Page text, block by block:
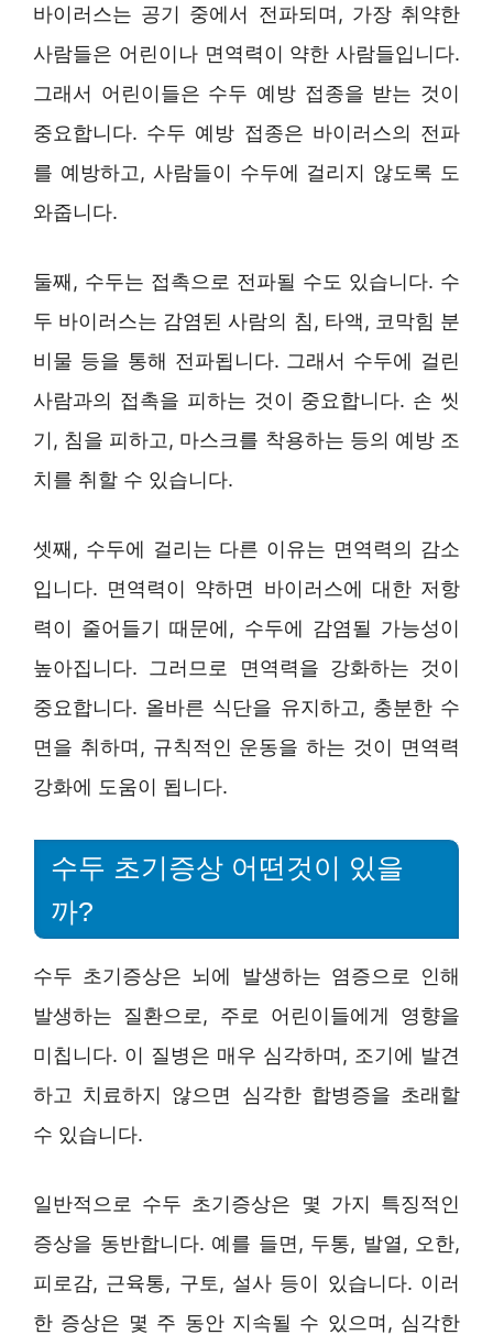
바이러스는 공기 중에서 전파되며, 가장 취약한
사람들은 어린이나 면역력이 약한 사람들입니다.
그래서 어린이들은 수두 예방 접종을 받는 것이
중요합니다. 수두 예방 접종은 바이러스의 전파
를 예방하고, 사람들이 수두에 걸리지 않도록 도
와줍니다.
둘째, 수두는 접촉으로 전파될 수도 있습니다. 수
두 바이러스는 감염된 사람의 침, 타액, 코막힘 분
비물 등을 통해 전파됩니다. 그래서 수두에 걸린
사람과의 접촉을 피하는 것이 중요합니다. 손 씻
기, 침을 피하고, 마스크를 착용하는 등의 예방 조
치를 취할 수 있습니다.
셋째, 수두에 걸리는 다른 이유는 면역력의 감소
입니다. 면역력이 약하면 바이러스에 대한 저항
력이 줄어들기 때문에, 수두에 감염될 가능성이
높아집니다. 그러므로 면역력을 강화하는 것이
중요합니다. 올바른 식단을 유지하고, 충분한 수
면을 취하며, 규칙적인 운동을 하는 것이 면역력
강화에 도움이 됩니다.
수두 초기증상 어떤것이 있을
까?
수두 초기증상은 뇌에 발생하는 염증으로 인해
발생하는 질환으로, 주로 어린이들에게 영향을
미칩니다. 이 질병은 매우 심각하며, 조기에 발견
하고 치료하지 않으면 심각한 합병증을 초래할
수 있습니다.
일반적으로 수두 초기증상은 몇 가지 특징적인
증상을 동반합니다. 예를 들면, 두통, 발열, 오한,
피로감, 근육통, 구토, 설사 등이 있습니다. 이러
한 증상은 몇 주 동안 지속될 수 있으며, 심각한